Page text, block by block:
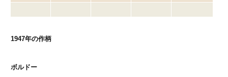
1947年の作柄
ボルドー